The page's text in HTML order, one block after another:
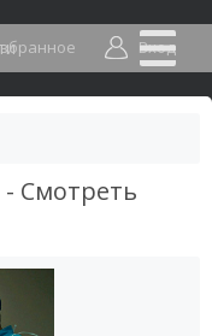
Вход
- Смотреть